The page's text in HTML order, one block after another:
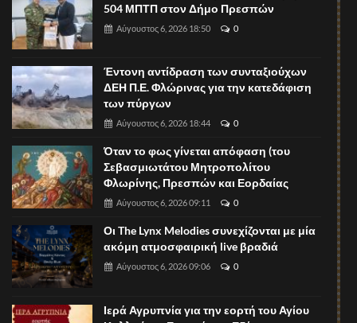
504 ΜΠΤΠ στον Δήμο Πρεσπών
Αύγουστος 6, 2026 18:50 0
Έντονη αντίδραση των συνταξιούχων
ΔΕΗ Π.Ε. Φλώρινας για την κατεδάφιση
των πύργων
Αύγουστος 6, 2026 18:44 0
Όταν το φως γίνεται απόφαση (του
Σεβασμιωτάτου Μητροπολίτου
Φλωρίνης, Πρεσπών και Εορδαίας
Αύγουστος 6, 2026 09:11 0
Οι The Lynx Melodies συνεχίζονται με μία
ακόμη ατμοσφαιρική live βραδιά
Αύγουστος 6, 2026 09:06 0
Ιερά Αγρυπνία για την εορτή του Αγίου